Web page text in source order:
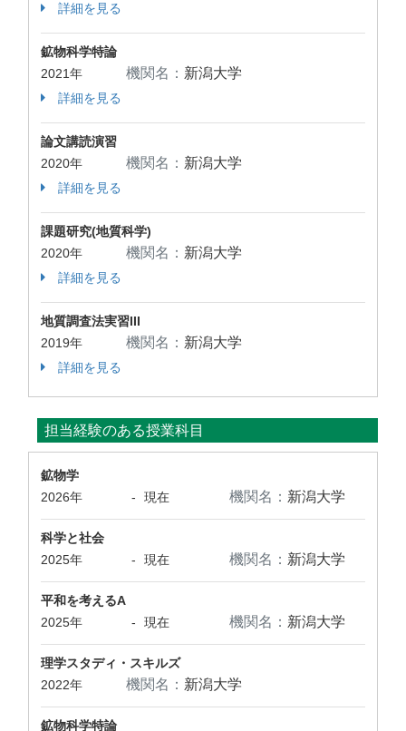
詳細を見る
鉱物科学特論
2021年
機関名： 新潟大学
詳細を見る
論文講読演習
2020年
機関名： 新潟大学
詳細を見る
課題研究(地質科学)
2020年
機関名： 新潟大学
詳細を見る
地質調査法実習III
2019年
機関名： 新潟大学
詳細を見る
担当経験のある授業科目
鉱物学
2026年
- 現在 機関名： 新潟大学
科学と社会
2025年
- 現在 機関名： 新潟大学
平和を考えるA
2025年
- 現在 機関名： 新潟大学
理学スタディ・スキルズ
2022年
機関名： 新潟大学
鉱物科学特論